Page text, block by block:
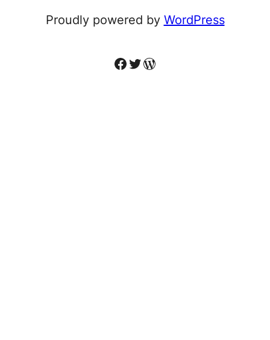
Proudly powered by WordPress
Facebook
Twitter
WordPress